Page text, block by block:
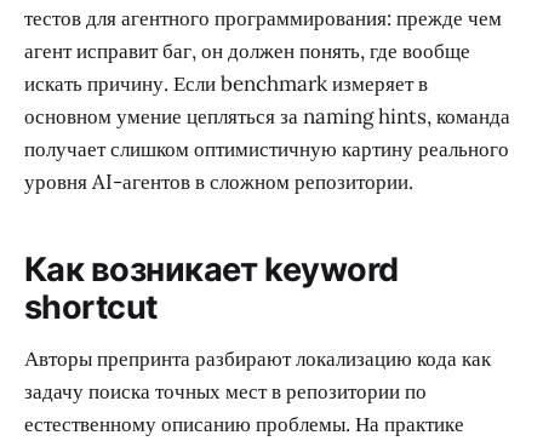
тестов для агентного программирования: прежде чем
агент исправит баг, он должен понять, где вообще
искать причину. Если benchmark измеряет в
основном умение цепляться за naming hints, команда
получает слишком оптимистичную картину реального
уровня AI-агентов в сложном репозитории.
Как возникает keyword
shortcut
Авторы препринта разбирают локализацию кода как
задачу поиска точных мест в репозитории по
естественному описанию проблемы. На практике